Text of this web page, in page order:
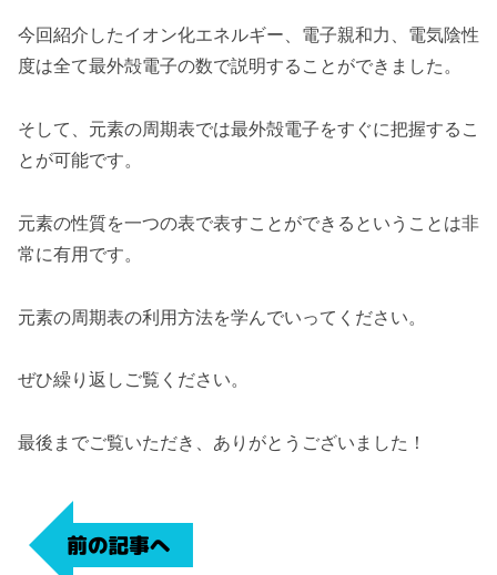
今回紹介したイオン化エネルギー、電子親和力、電気陰性
度は全て最外殻電子の数で説明することができました。
そして、元素の周期表では最外殻電子をすぐに把握するこ
とが可能です。
元素の性質を一つの表で表すことができるということは非
常に有用です。
元素の周期表の利用方法を学んでいってください。
ぜひ繰り返しご覧ください。
最後までご覧いただき、ありがとうございました！